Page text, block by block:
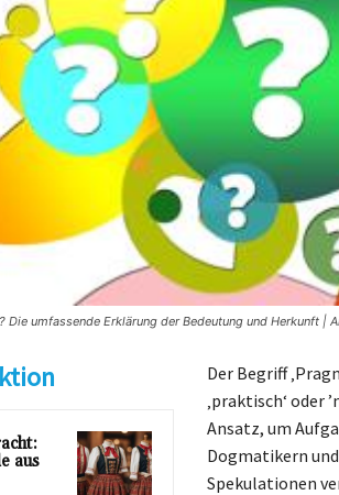
Die umfassende Erklärung der Bedeutung und Herkunft
aus
Der Begriff
‚praktisch‘
Ansatz, um
Dogmatikern
Spekulationen